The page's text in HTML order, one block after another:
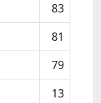
83
81
79
13